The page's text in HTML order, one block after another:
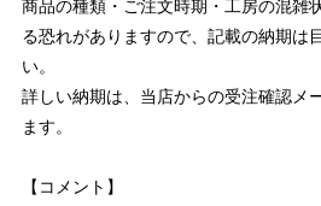
商品の種類・ご注文時期・工房の混雑
る恐れがありますので、記載の納期は
い。
詳しい納期は、当店からの受注確認メ
ます。
【コメント】